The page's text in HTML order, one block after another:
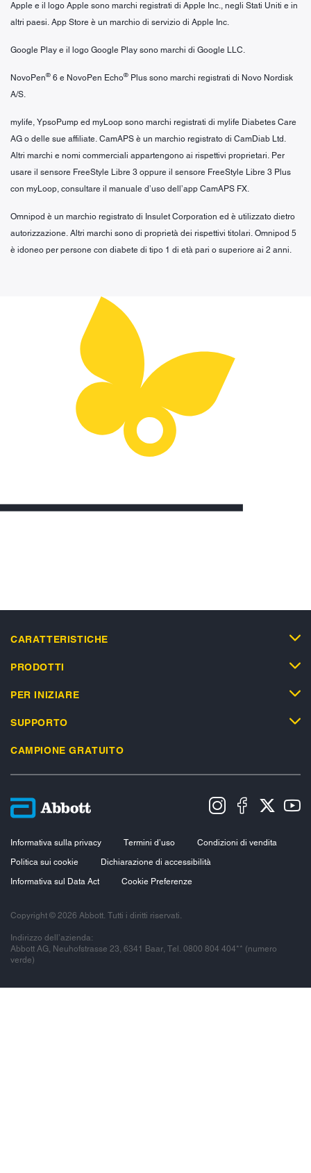
Apple e il logo Apple sono marchi registrati di Apple Inc., negli Stati Uniti e in
altri paesi. App Store è un marchio di servizio di Apple Inc.
Google Play e il logo Google Play sono marchi di Google LLC.
NovoPen® 6 e NovoPen Echo® Plus sono marchi registrati di Novo Nordisk
A/S.
mylife, YpsoPump ed myLoop sono marchi registrati di mylife Diabetes Care
AG o delle sue affiliate. CamAPS è un marchio registrato di CamDiab Ltd.
Altri marchi e nomi commerciali appartengono ai rispettivi proprietari. Per
usare il sensore FreeStyle Libre 3 oppure il sensore FreeStyle Libre 3 Plus
con myLoop, consultare il manuale d’uso dell’app CamAPS FX.
Omnipod è un marchio registrato di Insulet Corporation ed è utilizzato dietro
autorizzazione. Altri marchi sono di proprietà dei rispettivi titolari. Omnipod 5
è idoneo per persone con diabete di tipo 1 di età pari o superiore ai 2 anni.
CARATTERISTICHE
PRODOTTI
PER INIZIARE
SUPPORTO
CAMPIONE GRATUITO
Informativa sulla privacy Termini d’uso
Condizioni di vendita
Politica sui cookie
Dichiarazione di accessibilità
Informativa sul Data Act
Cookie Preferenze
Copyright © 2026 Abbott. Tutti i diritti riservati.
Indirizzo dell’azienda:
Abbott AG, Neuhofstrasse 23, 6341 Baar, Tel. 0800 804 404** (numero
verde)